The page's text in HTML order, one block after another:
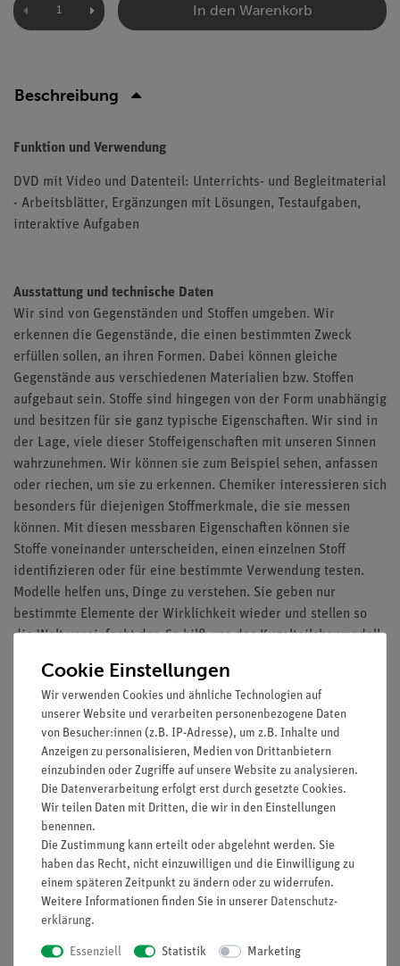
In den Warenkorb
Beschreibung
Funktion und Verwendung
DVD mit Video und Datenteil: Unterrichts- und Begleitmaterial
- Arbeitsblätter, Ergänzungen mit Lösungen, Testaufgaben,
interaktive Aufgaben
Ausstattung und technische Daten
Wir sind von Gegenständen und Stoffen umgeben. Wir
erkennen die Gegenstände, die einen bestimmten Zweck
erfüllen sollen, an ihren Formen. Dabei können gleiche
Gegenstände aus verschiedenen Materialien bzw. Stoffen
aufgebaut sein. Stoffe sind hingegen von der Form unabhängig
und besitzen für sie ganz typische Eigenschaften. Wir sind in
der Lage, viele dieser Stoffeigenschaften mit unseren Sinnen
wahrzunehmen. Wir können sie zum Beispiel sehen, anfassen
oder riechen, um sie zu erkennen. Chemiker interessieren sich
besonders für diejenigen Stoffmerkmale, die sie messen
können. Mit diesen messbaren Eigenschaften können sie
Stoffe voneinander unterscheiden, einen einzelnen Stoff
identifizieren oder für eine bestimmte Verwendung testen.
Modelle helfen uns, Dinge zu verstehen. Sie geben nur
bestimmte Elemente der Wirklichkeit wieder und stellen so
die Welt vereinfacht dar. So hilft uns das Kugelteilchenmodell
sich Stoffe in Wasser lösen!
Im PC-ROM-Teil 159 Seiten Begleitmaterial, davon:
21 Seiten Arbeitsblätter!
20 Testaufgaben!
8 Seiten ergänzendes Material!
5 Arbeitsblätter für interaktive Whiteboards!
Arbeitsblätter und Interaktive Materialien (Auszug)
Zielgruppen: Sek I
Lauflänge: 21:56 min
Cookie Einstellungen
Wir verwenden Cookies und ähnliche Technologien auf
unserer Website und verarbeiten personenbezogene Daten
von Besucher:innen (z.B. IP-Adresse), um z.B. Inhalte und
Anzeigen zu personalisieren, Medien von Drittanbietern
einzubinden oder Zugriffe auf unsere Website zu analysieren.
Die Datenverarbeitung erfolgt erst durch gesetzte Cookies.
Wir teilen Daten mit Dritten, die wir in den Einstellungen
benennen.
Die Zustimmung kann erteilt oder abgelehnt werden. Sie
haben das Recht, nicht einzuwilligen und die Einwilligung zu
einem späteren Zeitpunkt zu ändern oder zu widerrufen.
Weitere Informationen finden Sie in unserer Daten­schutz­
erklärung.
Essenziell Statistik Marketing